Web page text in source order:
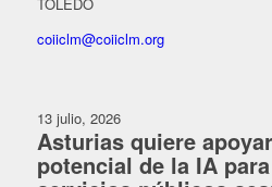
coiiclm@coiiclm.org
13 julio, 2026
Asturias quiere
potencial de la IA